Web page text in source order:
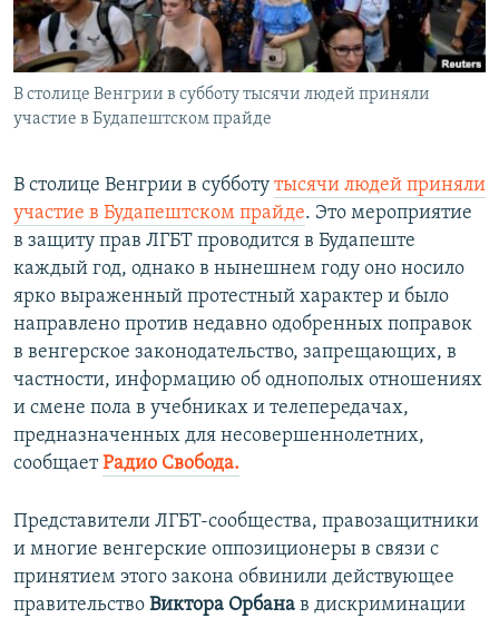
ПОБЕДИТЕЛЕЙ НЕ СУДЯТ?
КРЫМ.НЕПОКОРЕННЫЙ
ELIFBE
ПРИСОЕДИНЯЙТЕСЬ!
В столице Венгрии в субботу тысячи людей приняли
участие в Будапештском прайде
В столице Венгрии в субботу тысячи людей приняли
участие в Будапештском прайде. Это мероприятие
в защиту прав ЛГБТ проводится в Будапеште
каждый год, однако в нынешнем году оно носило
ярко выраженный протестный характер и было
направлено против недавно одобренных поправок
в венгерское законодательство, запрещающих, в
частности, информацию об однополых отношениях
и смене пола в учебниках и телепередачах,
предназначенных для несовершеннолетних,
сообщаетРадио Свобода.
Представители ЛГБТ-сообщества, правозащитники
и многие венгерские оппозиционеры в связи с
принятием этого закона обвинили действующее
правительство Виктора Орбана в дискриминации